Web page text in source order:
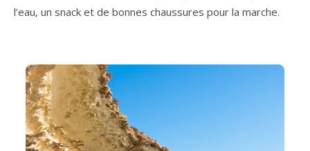
l’eau, un snack et de bonnes chaussures pour la marche.